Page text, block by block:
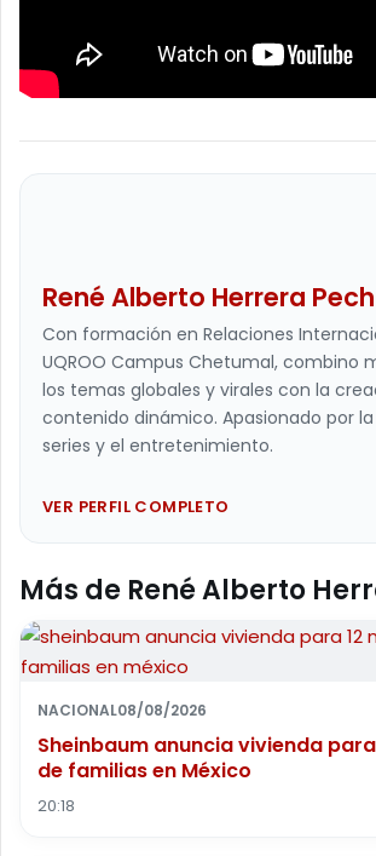
René Alberto Herrera Pech
Con formación en Relaciones
UQROO Campus Chetumal, combino
los temas globales y virales con la
contenido dinámico. Apasionado por
series y el entretenimiento.
VER PERFIL COMPLETO
Más de René Alberto
NACIONAL08/08/2026
Sheinbaum anuncia vivienda
de familias en México
20:18